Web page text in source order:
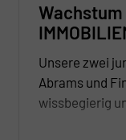
Wachstum
Unsere zwei
Abrams und
wissbegierig